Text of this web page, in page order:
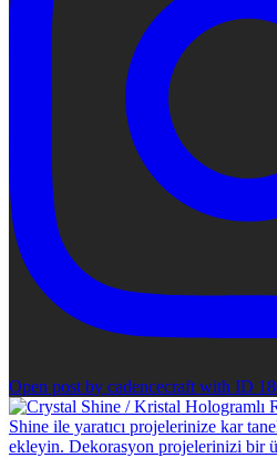
Open post by cadencecraft with ID